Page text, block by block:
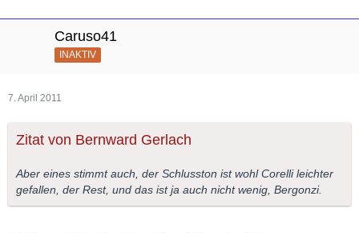
Caruso41
INAKTIV
7. April 2011
Zitat von Bernward Gerlach
Aber eines stimmt auch, der Schlusston ist wohl Corelli leichter
gefallen, der Rest, und das ist ja auch nicht wenig, Bergonzi.